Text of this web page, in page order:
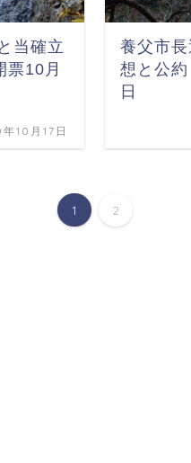
当確立
票10月
10月17日
養父市
想と公
日
1 2